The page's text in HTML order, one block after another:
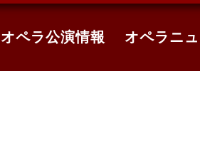
オペラ公演情報 オペラニ